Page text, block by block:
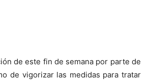
de este fin de semana por parte de
de vigorizar las medidas para tratar